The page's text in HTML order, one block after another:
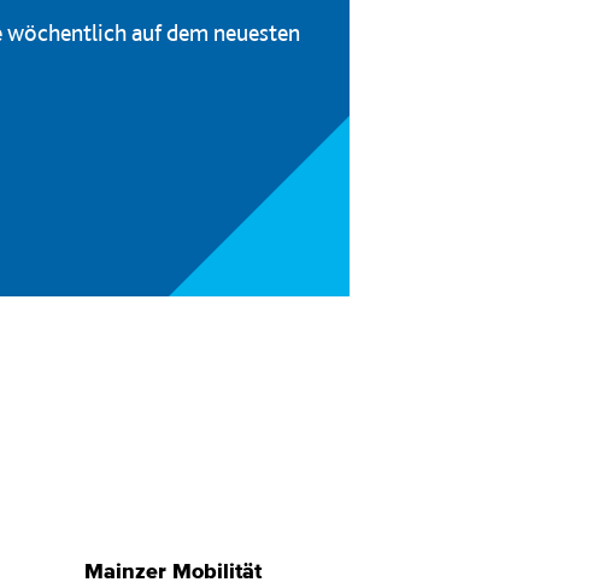
auf dem neuesten
Mainzer Mobilität